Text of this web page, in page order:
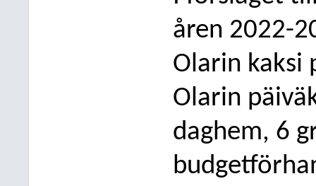
åren 2022-
Olarin kaksi
Olarin
daghem, 6